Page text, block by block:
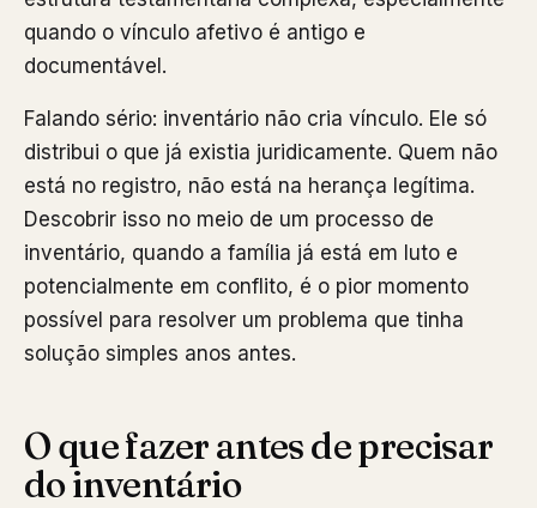
quando o vínculo afetivo é antigo e
documentável.
Falando sério: inventário não cria vínculo. Ele só
distribui o que já existia juridicamente. Quem não
está no registro, não está na herança legítima.
Descobrir isso no meio de um processo de
inventário, quando a família já está em luto e
potencialmente em conflito, é o pior momento
possível para resolver um problema que tinha
solução simples anos antes.
O que fazer antes de precisar
do inventário